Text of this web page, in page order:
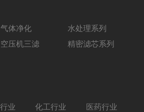
气体净化
水处理系列
空压机三滤
精密滤芯系列
业 化工行业
医药行业